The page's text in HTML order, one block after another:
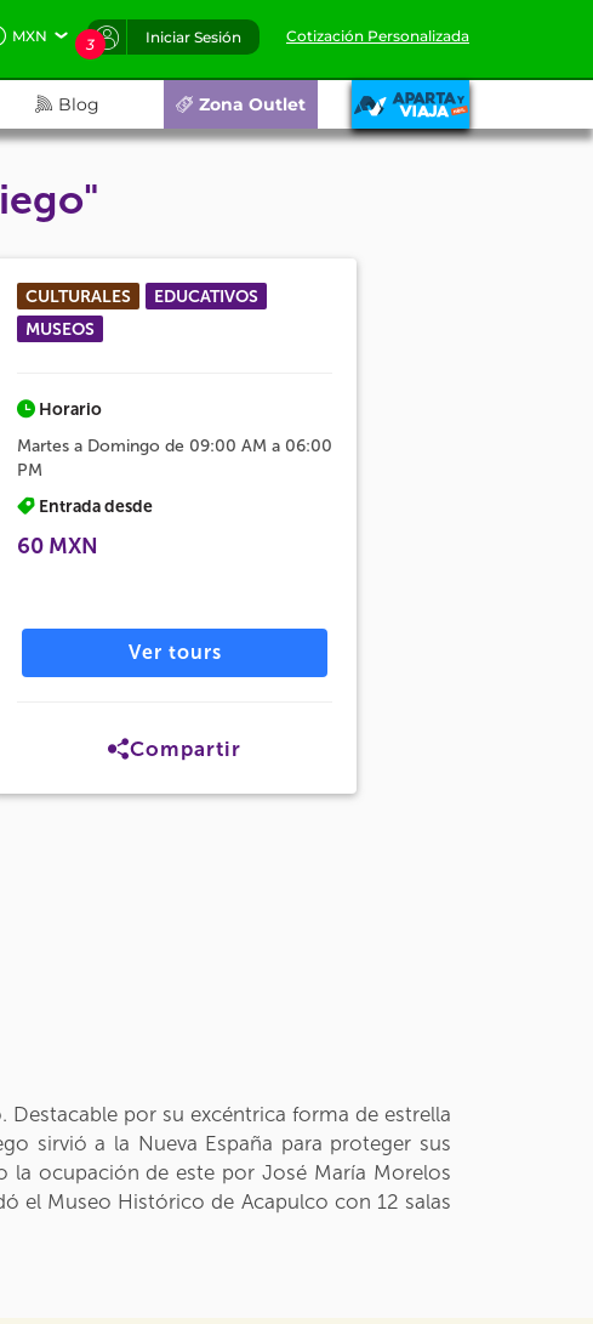
MXN 3 Iniciar Sesión Cotización Personalizada
Blog Zona Outlet
CULTURALES
EDUCATIVOS
MUSEOS
Horario
Martes a Domingo de 09:00 AM a 06:00
PM
Entrada desde
60 MXN
Ver tours
Compartir
por su excéntrica forma de estrella
sirvió a la Nueva España para proteger sus
la ocupación de este por José María Morelos
el Museo Histórico de Acapulco con 12 salas